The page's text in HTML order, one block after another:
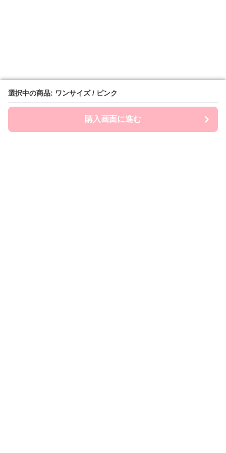
選択中の商品: ワンサイズ / ピンク
購入画面に進む
選択中の商品: ワンサイズ / ピンク
購入画面に進む